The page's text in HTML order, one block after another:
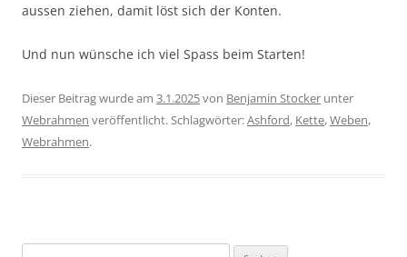
aussen ziehen, damit löst sich der Konten.
Und nun wünsche ich viel Spass beim Starten!
Dieser Beitrag wurde am 3.1.2025von Benjamin Stocker unter
Webrahmen veröffentlicht. Schlagwörter:Ashford, Kette,Weben,
Webrahmen.